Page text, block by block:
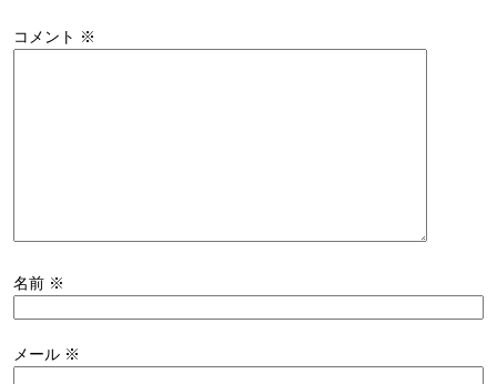
コメント ※
名前 ※
メール ※